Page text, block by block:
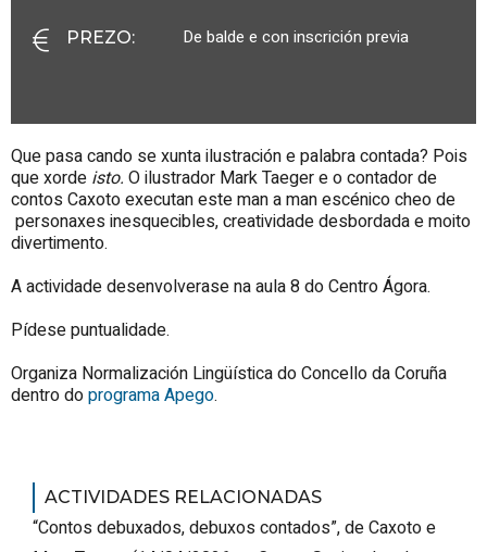
PREZO: De balde e con inscrición previa
Que pasa cando se xunta ilustración e palabra contada? Pois
que xorde isto. O ilustrador Mark Taeger e o contador de
contos Caxoto executan este man a man escénico cheo de
personaxes inesquecibles, creatividade desbordada e moito
divertimento.
A actividade desenvolverase na aula 8 do Centro Ágora.
Pídese puntualidade.
Organiza Normalización Lingüística do Concello da Coruña
dentro doprograma Apego.
ACTIVIDADES RELACIONADAS
“Contos debuxados, debuxos contados”, de Caxoto e